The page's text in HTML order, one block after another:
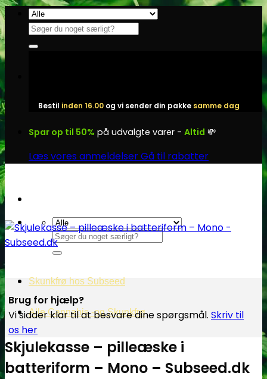
Fortsæt
indhold
Søg
efter:
Bestil inden 16.00 og vi sender din pakke samme dag
Spar op til 50% på udvalgte varer - Altid 💸
Læs vores anmeldelserGå til rabatter
Søg
efter:
Skunkfrø hos Subseed
Alle Cannabis -og Skunkfrø
Brug for hjælp?
Vi sidder klar til at besvare dine spørgsmål. Skriv til
os her
Skjulekasse – pilleæske i
batteriform – Mono – Subseed.dk